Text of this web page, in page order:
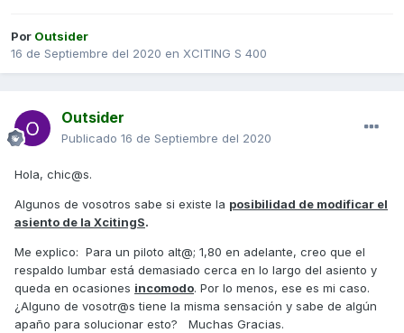
Por Outsider
16 de Septiembre del 2020 en XCITING S 400
Outsider
Publicado 16 de Septiembre del 2020
Hola, chic@s.
Algunos de vosotros sabe si existe la posibilidad de modificar el
asiento de la XcitingS.
Me explico: Para un piloto alt@; 1,80 en adelante, creo que el
respaldo lumbar está demasiado cerca en lo largo del asiento y
queda en ocasiones incomodo. Por lo menos, ese es mi caso.
¿Alguno de vosotr@s tiene la misma sensación y sabe de algún
apaño para solucionar esto? Muchas Gracias.